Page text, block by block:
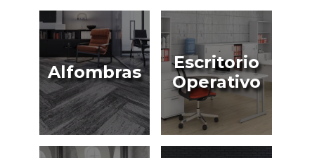
Alfombras
Escritorio
Operativo